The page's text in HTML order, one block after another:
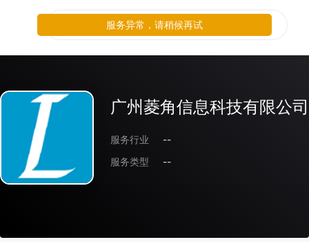
广州菱角信息科技有限公司
服务行业
--
服务类型
--
服务异常，请稍候再试